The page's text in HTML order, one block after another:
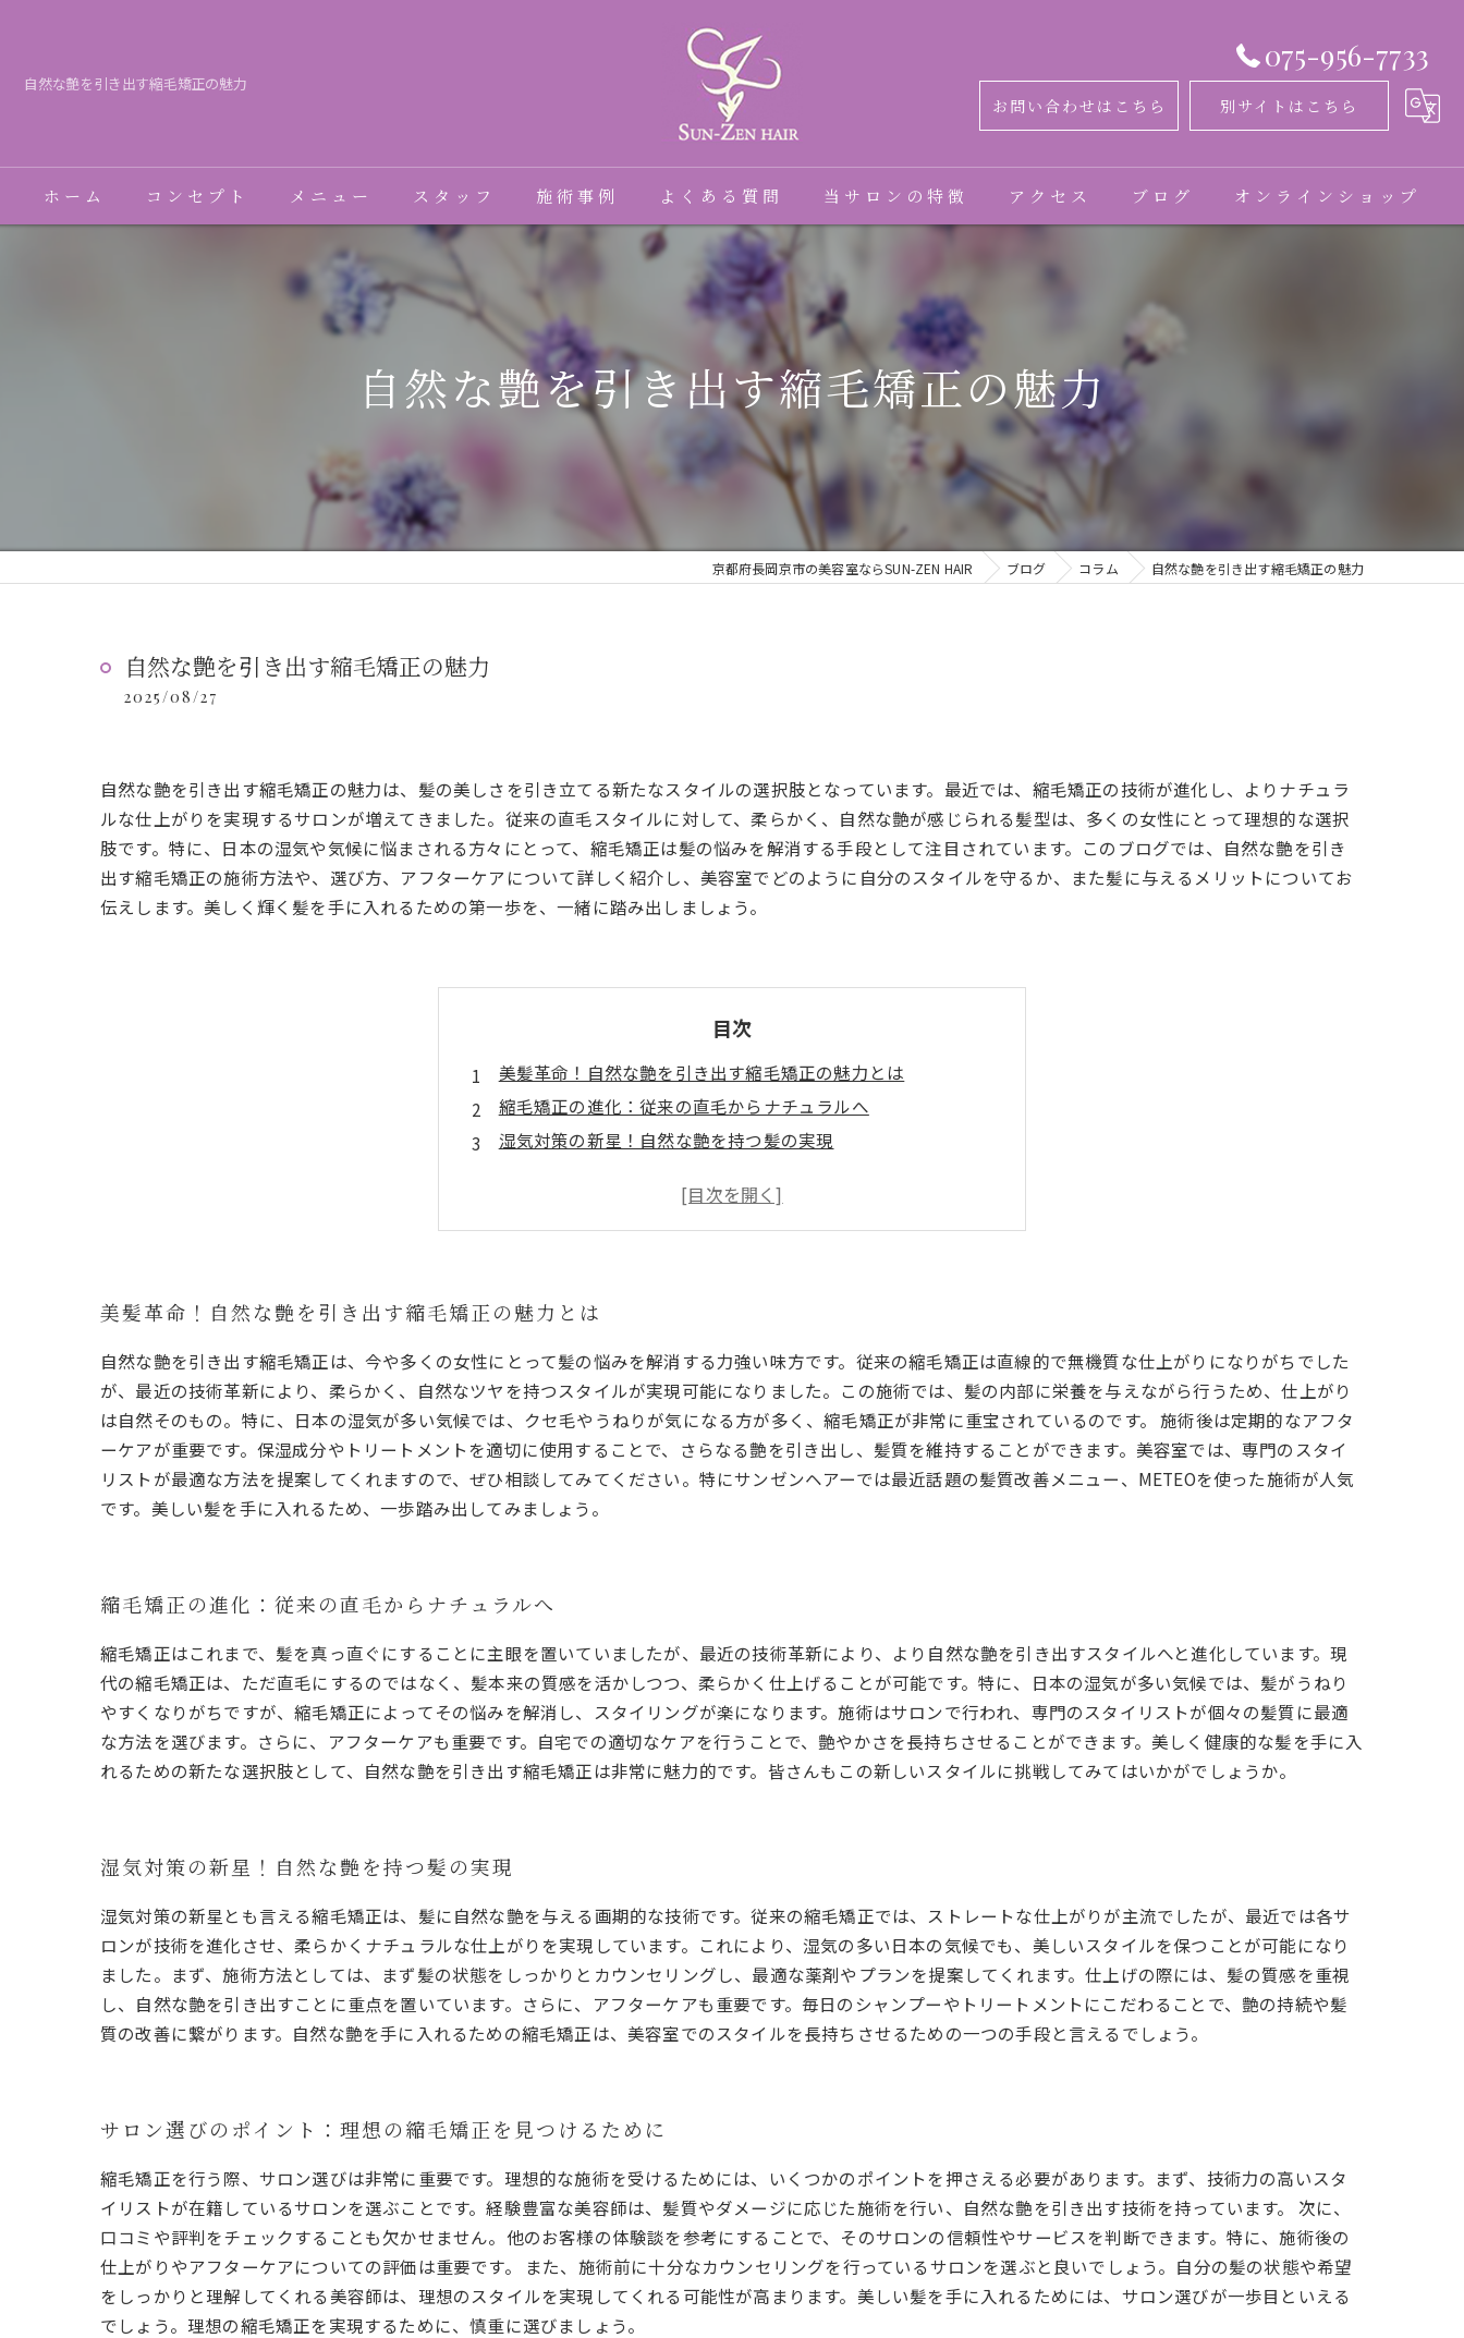
自然な艶を引き出す縮毛矯正の魅力
075-956-7733
お問い合わせはこちら 別サイトはこちら
ホーム コンセプト メニュー スタッフ 施術事例 よくある質問 当サロンの特徴
癖毛
縮毛矯正
トリートメント
ダメージ毛
アクセス ブログ
お客様の声
オンラインショップ
自然な艶を引き出す縮毛矯正の魅力
京都府長岡京市の美容室ならSUN-ZEN HAIR ブログ コラム 自然な艶を引き出す縮毛矯正の魅力
自然な艶を引き出す縮毛矯正の魅力
2025/08/27
自然な艶を引き出す縮毛矯正の魅力は、髪の美しさを引き立てる新たなスタイルの選択肢となっています。最近では、縮毛矯正の技術が進化し、よりナチュラ
ルな仕上がりを実現するサロンが増えてきました。従来の直毛スタイルに対して、柔らかく、自然な艶が感じられる髪型は、多くの女性にとって理想的な選択
肢です。特に、日本の湿気や気候に悩まされる方々にとって、縮毛矯正は髪の悩みを解消する手段として注目されています。このブログでは、自然な艶を引き
出す縮毛矯正の施術方法や、選び方、アフターケアについて詳しく紹介し、美容室でどのように自分のスタイルを守るか、また髪に与えるメリットについてお
伝えします。美しく輝く髪を手に入れるための第一歩を、一緒に踏み出しましょう。
目次
美髪革命！自然な艶を引き出す縮毛矯正の魅力とは
縮毛矯正の進化：従来の直毛からナチュラルへ
湿気対策の新星！自然な艶を持つ髪の実現
施術後のアフターケアが鍵！艶髪を持続させる方法
美髪革命！自然な艶を引き出す縮毛矯正の魅力とは
自然な艶を引き出す縮毛矯正は、今や多くの女性にとって髪の悩みを解消する力強い味方です。従来の縮毛矯正は直線的で無機質な仕上がりになりがちでした
が、最近の技術革新により、柔らかく、自然なツヤを持つスタイルが実現可能になりました。この施術では、髪の内部に栄養を与えながら行うため、仕上がり
は自然そのもの。特に、日本の湿気が多い気候では、クセ毛やうねりが気になる方が多く、縮毛矯正が非常に重宝されているのです。 施術後は定期的なアフタ
ーケアが重要です。保湿成分やトリートメントを適切に使用することで、さらなる艶を引き出し、髪質を維持することができます。美容室では、専門のスタイ
リストが最適な方法を提案してくれますので、ぜひ相談してみてください。特にサンゼンヘアーでは最近話題の髪質改善メニュー、METEOを使った施術が人気
です。美しい髪を手に入れるため、一歩踏み出してみましょう。
縮毛矯正の進化：従来の直毛からナチュラルへ
縮毛矯正はこれまで、髪を真っ直ぐにすることに主眼を置いていましたが、最近の技術革新により、より自然な艶を引き出すスタイルへと進化しています。現
代の縮毛矯正は、ただ直毛にするのではなく、髪本来の質感を活かしつつ、柔らかく仕上げることが可能です。特に、日本の湿気が多い気候では、髪がうねり
やすくなりがちですが、縮毛矯正によってその悩みを解消し、スタイリングが楽になります。施術はサロンで行われ、専門のスタイリストが個々の髪質に最適
な方法を選びます。さらに、アフターケアも重要です。自宅での適切なケアを行うことで、艶やかさを長持ちさせることができます。美しく健康的な髪を手に入
れるための新たな選択肢として、自然な艶を引き出す縮毛矯正は非常に魅力的です。皆さんもこの新しいスタイルに挑戦してみてはいかがでしょうか。
湿気対策の新星！自然な艶を持つ髪の実現
湿気対策の新星とも言える縮毛矯正は、髪に自然な艶を与える画期的な技術です。従来の縮毛矯正では、ストレートな仕上がりが主流でしたが、最近では各サ
ロンが技術を進化させ、柔らかくナチュラルな仕上がりを実現しています。これにより、湿気の多い日本の気候でも、美しいスタイルを保つことが可能になり
ました。まず、施術方法としては、まず髪の状態をしっかりとカウンセリングし、最適な薬剤やプランを提案してくれます。仕上げの際には、髪の質感を重視
し、自然な艶を引き出すことに重点を置いています。さらに、アフターケアも重要です。毎日のシャンプーやトリートメントにこだわることで、艶の持続や髪
質の改善に繋がります。自然な艶を手に入れるための縮毛矯正は、美容室でのスタイルを長持ちさせるための一つの手段と言えるでしょう。
サロン選びのポイント：理想の縮毛矯正を見つけるために
縮毛矯正を行う際、サロン選びは非常に重要です。理想的な施術を受けるためには、いくつかのポイントを押さえる必要があります。まず、技術力の高いスタ
イリストが在籍しているサロンを選ぶことです。経験豊富な美容師は、髪質やダメージに応じた施術を行い、自然な艶を引き出す技術を持っています。 次に、
口コミや評判をチェックすることも欠かせません。他のお客様の体験談を参考にすることで、そのサロンの信頼性やサービスを判断できます。特に、施術後の
仕上がりやアフターケアについての評価は重要です。 また、施術前に十分なカウンセリングを行っているサロンを選ぶと良いでしょう。自分の髪の状態や希望
をしっかりと理解してくれる美容師は、理想のスタイルを実現してくれる可能性が高まります。美しい髪を手に入れるためには、サロン選びが一歩目といえる
でしょう。理想の縮毛矯正を実現するために、慎重に選びましょう。